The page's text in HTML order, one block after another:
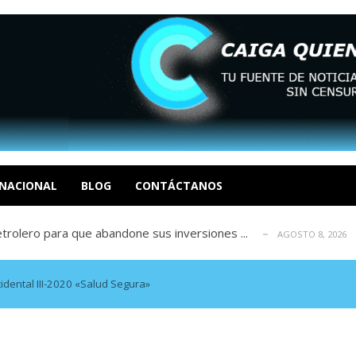
BLOG CONTÁCTANOS
Álvarez del Atlético AGOSTO 8, 2026
del astro argentino AGOSTO 8, 2026
del dolor político en Venezuela Ci...
para que abandone sus inversiones ...
espera una oferta formal AGOSTO 8, 2026
Álvarez del Atlético AGOSTO 8, 2026
del astro argentino
del dolor político en Venezuela Ci... AGOSTO 8, 2026
III-2020 «Salud Segura»